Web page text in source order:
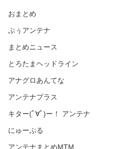
おまとめ
ぷぅアンテナ
まとめニュース
とろたまヘッドライン
アナグロあんてな
アンテナプラス
キター(ﾟ∀ﾟ)ー！ アンテナ
にゅーぷる
アンテナまとめMTM